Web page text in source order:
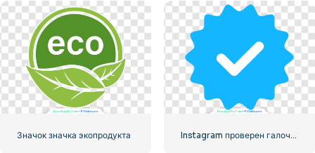
Значок значка экопродукта Instagram проверен галочкой с закругленными краями синего цвета